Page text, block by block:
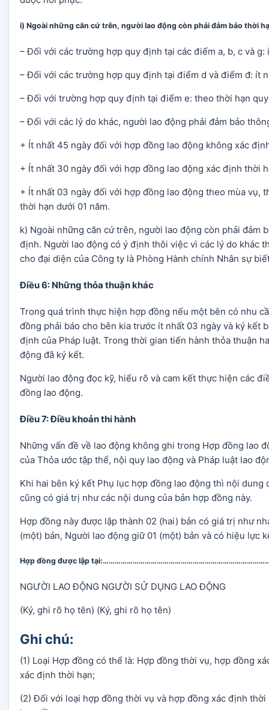
i) Ngoài những căn cứ trên, người lao động còn phải đảm bảo thời
– Đối với các trường hợp quy định tại các điểm a, b, c và g:
– Đối với các trường hợp quy định tại điểm d và điểm đ: ít
– Đối với trường hợp quy định tại điểm e: theo thời hạn
– Đối với các lý do khác, người lao động phải đảm bảo
+ Ít nhất 45 ngày đối với hợp đồng lao động không xác
+ Ít nhất 30 ngày đối với hợp đồng lao động xác định thời
+ Ít nhất 03 ngày đối với hợp đồng lao động theo mùa vụ,
thời hạn dưới 01 năm.
k) Ngoài những căn cứ trên, người lao động còn phải đảm
định. Người lao động có ý định thôi việc vì các lý do khác
cho đại diện của Công ty là Phòng Hành chính Nhân sự
Điều 6: Những thỏa thuận khác
Trong quá trình thực hiện hợp đồng nếu một bên có nhu
đồng phải báo cho bên kia trước ít nhất 03 ngày và ký kết
định của Pháp luật. Trong thời gian tiến hành thỏa thuận
động đã ký kết.
Người lao động đọc kỹ, hiểu rõ và cam kết thực hiện các
đồng lao động.
Điều 7: Điều khoản thi hành
Những vấn đề về lao động không ghi trong Hợp đồng lao
của Thỏa ước tập thể, nội quy lao động và Pháp luật lao
Khi hai bên ký kết Phụ lục hợp đồng lao động thì nội dung
cũng có giá trị như các nội dung của bản hợp đồng này.
Hợp đồng này được lập thành 02 (hai) bản có giá trị như
(một) bản, Người lao động giữ 01 (một) bản và có hiệu lực
Hợp đồng được lập
NGƯỜI LAO ĐỘNG NGƯỜI SỬ DỤNG LAO ĐỘNG
(Ký, ghi rõ họ tên) (Ký, ghi rõ họ tên)
Ghi chú:
(1) Loại Hợp đồng có thể là: Hợp đồng thời vụ, hợp đồng
xác định thời hạn;
(2) Đối với loại hợp đồng thời vụ và hợp đồng xác định